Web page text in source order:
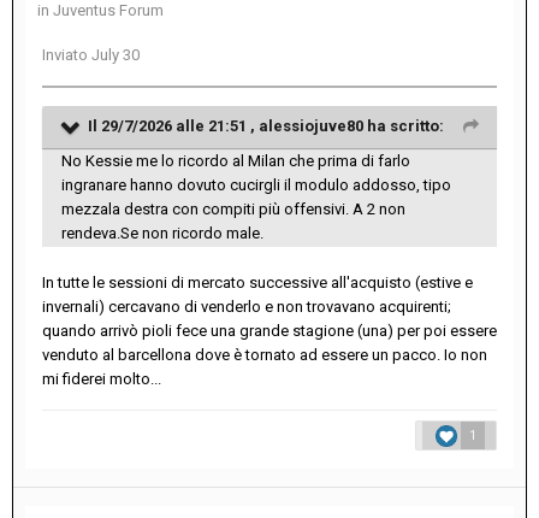
in Juventus Forum
Inviato July 30
Il 29/7/2026 alle 21:51 , alessiojuve80 ha scritto:
No Kessie me lo ricordo al Milan che prima di farlo
ingranare hanno dovuto cucirgli il modulo addosso, tipo
mezzala destra con compiti più offensivi. A 2 non
rendeva.Se non ricordo male.
In tutte le sessioni di mercato successive all'acquisto (estive e
invernali) cercavano di venderlo e non trovavano acquirenti;
quando arrivò pioli fece una grande stagione (una) per poi essere
venduto al barcellona dove è tornato ad essere un pacco. Io non
mi fiderei molto...
1